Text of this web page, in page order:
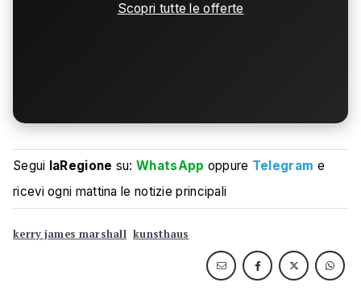
Scopri tutte le offerte
Segui laRegione su:WhatsApp oppure Telegram e
ricevi ogni mattina le notizie principali
kerry james marshall kunsthaus